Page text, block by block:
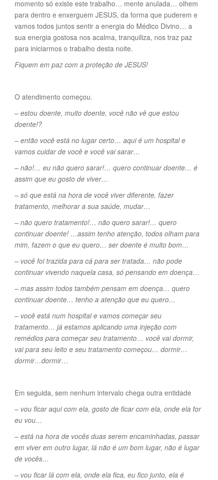
momento só existe este trabalho… mente anulada… olhem
para dentro e enxerguem JESUS, da forma que puderem e
vamos todos juntos sentir a energia do Médico Divino… a
sua energia gostosa nos acalma, tranquiliza, nos traz paz
para iniciarmos o trabalho desta noite.
Fiquem em paz com a proteção de JESUS!
O atendimento começou.
– estou doente, muito doente, você não vê que estou
doente!?
– então você está no lugar certo… aqui é um hospital e
vamos cuidar de você e você vai sarar…
– não!… eu não quero sarar!… quero continuar doente… é
assim que eu gosto de viver…
– só que está na hora de você viver diferente, fazer
tratamento, melhorar a sua saúde, mudar…
– não quero tratamento!… não quero sarar!… quero
continuar doente! …assim tenho atenção, todos olham para
mim, fazem o que eu quero… ser doente é muito bom…
– você foi trazida para cá para ser tratada… não pode
continuar vivendo naquela casa, só pensando em doença…
– mas assim todos também pensam em doença… quero
continuar doente… tenho a atenção que eu quero…
– você está num hospital e vamos começar seu
tratamento… já estamos aplicando uma injeção com
remédios para começar seu tratamento… você vai dormir,
vai para seu leito e seu tratamento começou… dormir…
dormir…dormir…
Em seguida, sem nenhum intervalo chega outra entidade
– vou ficar aqui com ela, gosto de ficar com ela, onde ela for
eu vou…
– está na hora de vocês duas serem encaminhadas, passar
em viver em outro lugar, lá não é um bom lugar, não é lugar
de vocês…
– vou ficar lá com ela, onde ela fica, eu fico junto, ela é